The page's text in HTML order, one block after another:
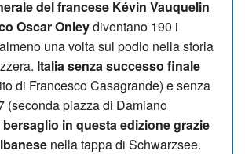
del francese Kévin Vauquelin
Oscar Onleydiventano 190 i
una volta sul podio nella storia
Italia senza successo finale
di Francesco Casagrande) e senza
(seconda piazza di Damiano
bersaglio in questa edizione grazie
nella tappa di Schwarzsee.